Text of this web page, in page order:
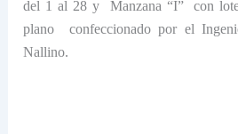
del 1 al 28 y
Manzana “I”
con
plano
confeccionado por el
Nallino.